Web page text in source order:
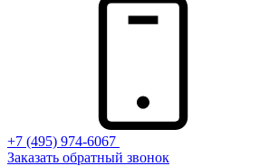
+7 (495) 974-6067
Заказать обратный звонок